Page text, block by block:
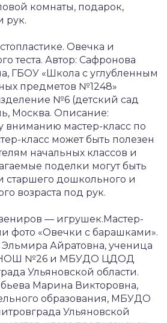
комнаты, подарок,
рук.
Овечка и
теста. Автор: Сафронова
ГБОУ «Школа с углубленным
предметов №1248»
№6 (детский сад
Москва. Описание:
вниманию мастер-класс по
класс может быть полезен
начальных классов и
поделки могут быть
дошкольного и
возраста под рук.
— игрушек.Мастер-
фото «Овечки с барашками».
Айратовна, ученица
НОШ №26 и МБУДО ЦДОД
Ульяновской области.
Марина Викторовна,
образования, МБУДО
Ульяновской